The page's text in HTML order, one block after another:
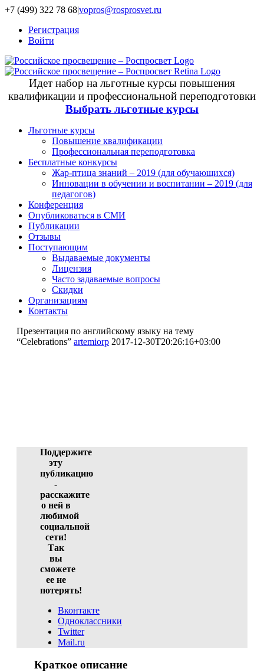
+7 (499) 322 78 68|vopros@rosprosvet.ru
Регистрация
Войти
Идет набор на льготные курсы повышения
квалификации и профессиональной переподготовки
Выбрать льготные курсы
Льготные курсы
Повышение квалификации
Профессиональная переподготовка
Бесплатные конкурсы
Жар-птица знаний – 2019 (для обучающихся)
Инновации в обучении и воспитании – 2019 (для
педагогов)
Конференция
Опубликоваться в СМИ
Публикации
Отзывы
Поступающим
Выдаваемые документы
Лицензия
Часто задаваемые вопросы
Скидки
Организациям
Контакты
Презентация по английскому языку на тему
“Celebrations” artemiorp 2017-12-30T20:26:16+03:00
Поддержите
эту
публикацию
-
расскажите
о ней в
любимой
социальной
сети!
Так
вы
сможете
ее не
потерять!
Вконтакте
Одноклассники
Twitter
Mail.ru
Краткое описание